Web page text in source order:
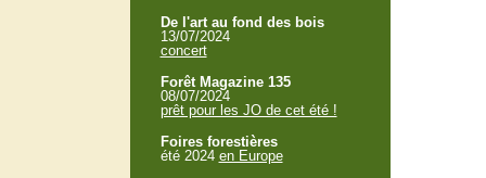
De l'art au fond des bois
13/07/2024
concert
Forêt Magazine 135
08/07/2024
prêt pour les JO de cet été !
Foires forestières
été 2024 en Europe